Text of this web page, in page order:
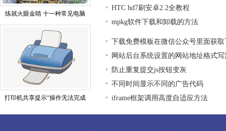
练就火眼金睛 十一种常见电脑
打印机共享提示“操作无法完成
HTC hd7刷安卓2.2全教程
mpkg软件下载和卸载的方法
下载免费模板在微信公众号里面获
网站后台系统设置的网站地址格式写
防止重复提交js按钮变灰
不同时间显示不同的广告代码
iframe框架调用高度自适应方法